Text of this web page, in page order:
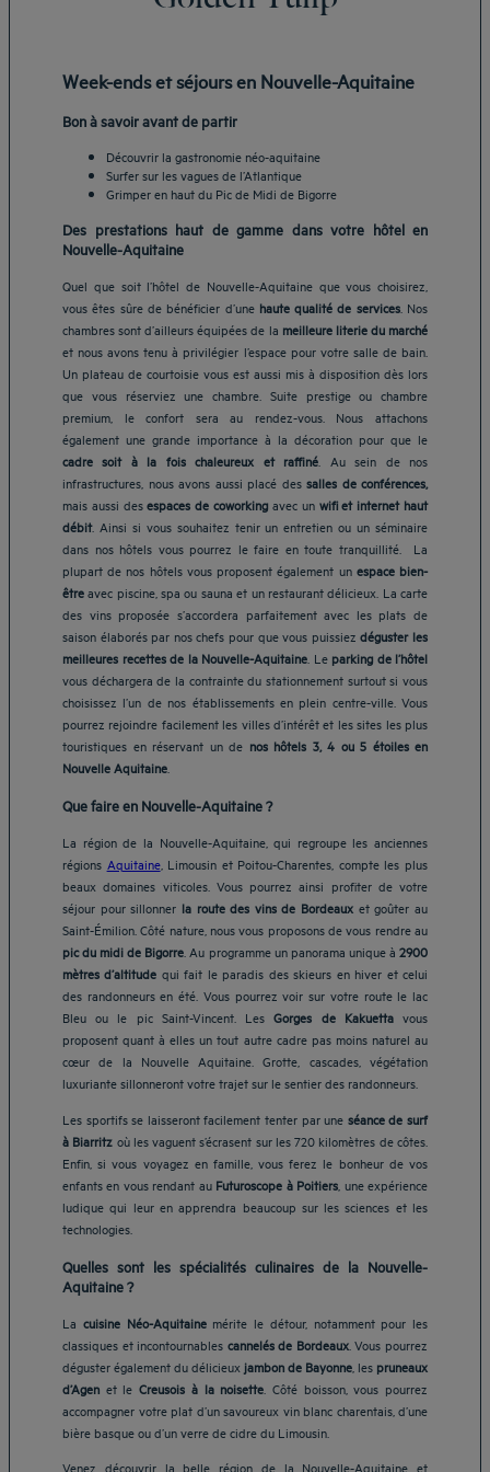
Week-ends et séjours en Nouvelle-Aquitaine
Bon à savoir avant de partir
Découvrir la gastronomie néo-aquitaine
Surfer sur les vagues de l’Atlantique
Grimper en haut du Pic de Midi de Bigorre
Des prestations haut de gamme dans votre hôtel en
Nouvelle-Aquitaine
Quel que soit l’hôtel de Nouvelle-Aquitaine que vous choisirez,
vous êtes sûre de bénéficier d’une haute qualité de services. Nos
chambres sont d’ailleurs équipées de la meilleure literie du marché
et nous avons tenu à privilégier l’espace pour votre salle de bain.
Un plateau de courtoisie vous est aussi mis à disposition dès lors
que vous réserviez une chambre. Suite prestige ou chambre
premium, le confort sera au rendez-vous. Nous attachons
également une grande importance à la décoration pour que le
cadre soit à la fois chaleureux et raffiné . Au sein de nos
infrastructures, nous avons aussi placé des salles de conférences,
mais aussi desespaces de coworking avec un wifi et internet haut
débit. Ainsi si vous souhaitez tenir un entretien ou un séminaire
dans nos hôtels vous pourrez le faire en toute tranquillité. La
plupart de nos hôtels vous proposent également un espace bien-
êtreavec piscine, spa ou sauna et un restaurant délicieux. La carte
des vins proposée s’accordera parfaitement avec les plats de
saison élaborés par nos chefs pour que vous puissiezdéguster les
meilleures recettes de la Nouvelle-Aquitaine . Le parking de l’hôtel
vous déchargera de la contrainte du stationnement surtout si vous
choisissez l’un de nos établissements en plein centre-ville. Vous
pourrez rejoindre facilement les villes d’intérêt et les sites les plus
touristiques en réservant un de nos hôtels 3, 4 ou 5 étoiles en
Nouvelle Aquitaine
Que faire en Nouvelle-Aquitaine ?
La région de la Nouvelle-Aquitaine, qui regroupe les anciennes
régions Aquitaine, Limousin et Poitou-Charentes, compte les plus
beaux domaines viticoles. Vous pourrez ainsi profiter de votre
séjour pour sillonner la route des vins de Bordeaux et goûter au
Saint-Émilion. Côté nature, nous vous proposons de vous rendre au
pic du midi de Bigorre . Au programme un panorama unique à2900
mètres d’altitude qui fait le paradis des skieurs en hiver et celui
des randonneurs en été. Vous pourrez voir sur votre route le lac
Bleu ou le pic Saint-Vincent. LesGorges de Kakuettavous
proposent quant à elles un tout autre cadre pas moins naturel au
cœur de la Nouvelle Aquitaine. Grotte, cascades, végétation
luxuriante sillonneront votre trajet sur le sentier des randonneurs.
Les sportifs se laisseront facilement tenter par une séance de surf
à Biarritz où les vaguent s’écrasent sur les 720 kilomètres de côtes.
Enfin, si vous voyagez en famille, vous ferez le bonheur de vos
enfants en vous rendant au Futuroscope à Poitiers , une expérience
ludique qui leur en apprendra beaucoup sur les sciences et les
technologies.
Quelles sont les spécialités culinaires de la Nouvelle-
Aquitaine ?
La cuisine Néo-Aquitaine mérite le détour, notamment pour les
classiques et incontournables cannelés de Bordeaux. Vous pourrez
déguster également du délicieux jambon de Bayonne , les pruneaux
d’Agen et le Creusois à la noisette . Côté boisson, vous pourrez
accompagner votre plat d’un savoureux vin blanc charentais, d’une
bière basque ou d’un verre de cidre du Limousin.
Venez découvrir la belle région de la Nouvelle-Aquitaine et